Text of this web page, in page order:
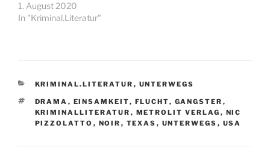
1. August 2020
In "Kriminal.Literatur"
KATEGORIEN
KRIMINAL.LITERATUR , UNTERWEGS
SCHLAGWÖRTER
DRAMA , EINSAMKEIT, FLUCHT, GANGSTER ,
KRIMINALLITERATUR , METROLIT VERLAG , NIC
PIZZOLATTO , NOIR , TEXAS , UNTERWEGS , USA